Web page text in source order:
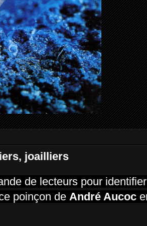
joailliers
de lecteurs pour
poinçon de André Aucoc